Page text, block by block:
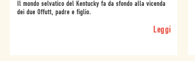
Il mondo selvatico del Kentucky fa da sfondo alla vicenda
dei due Offutt, padre e figlio.
Leggi